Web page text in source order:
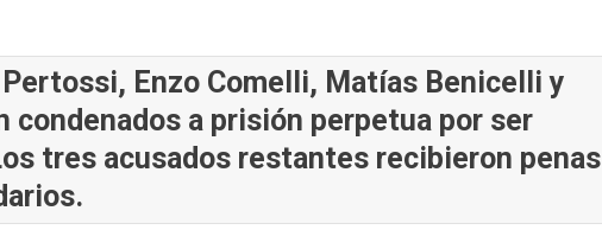
Enzo Comelli, Matías Benicelli y
condenados a prisión perpetua por ser
tres acusados restantes recibieron penas